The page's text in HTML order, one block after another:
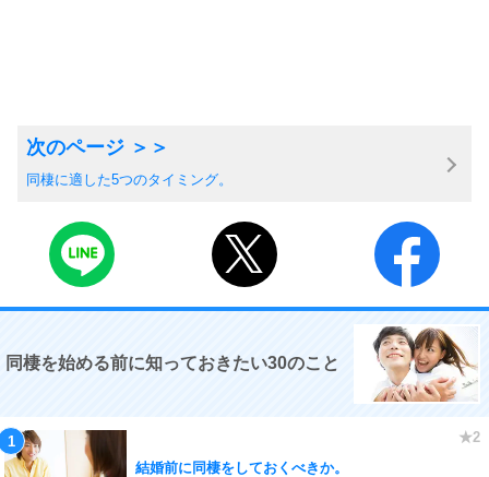
同棲に適した5つのタイミング。
同棲を始める前に知っておきたい30のこと
結婚前に同棲をしておくべきか。